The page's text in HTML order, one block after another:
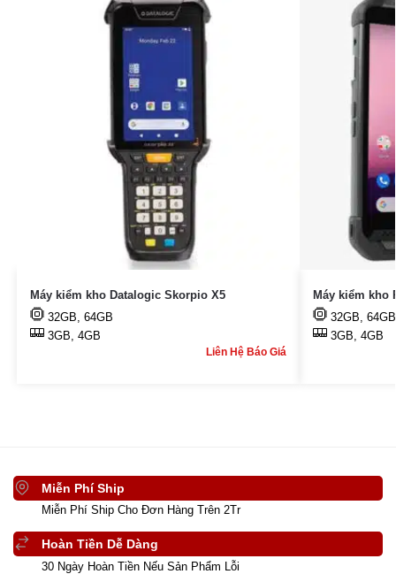
Máy kiểm kho Datalogic Skorpio X5
32GB, 64GB
3GB, 4GB
Liên Hệ Báo Giá
Máy kiểm kho
32GB, 64GB
3GB, 4GB
Miễn Phí Ship
Miễn Phí Ship Cho Đơn Hàng Trên 2Tr
Hoàn Tiền Dễ Dàng
30 Ngày Hoàn Tiền Nếu Sản Phẩm Lỗi